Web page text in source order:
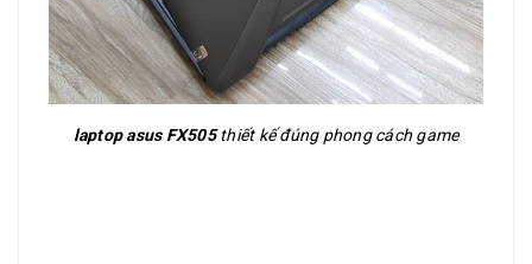
laptop asus FX505thiết kế đúng phong cách game